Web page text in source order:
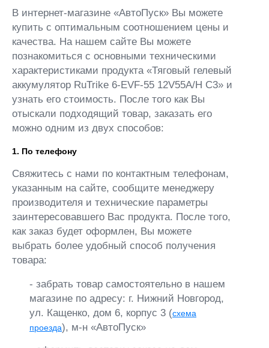
В интернет-магазине «АвтоПуск» Вы можете
купить с оптимальным соотношением цены и
качества. На нашем сайте Вы можете
познакомиться с основными техническими
характеристиками продукта «Тяговый гелевый
аккумулятор RuTrike 6-EVF-55 12V55A/H C3» и
узнать его стоимость. После того как Вы
отыскали подходящий товар, заказать его
можно одним из двух способов:
1. По телефону
Свяжитесь с нами по контактным телефонам,
указанным на сайте, сообщите менеджеру
производителя и технические параметры
заинтересовавшего Вас продукта. После того,
как заказ будет оформлен, Вы можете
выбрать более удобный способ получения
товара:
- забрать товар самостоятельно в нашем
магазине по адресу: г. Нижний Новгород,
ул. Кащенко, дом 6, корпус 3 (схема
проезда), м-н «АвтоПуск»